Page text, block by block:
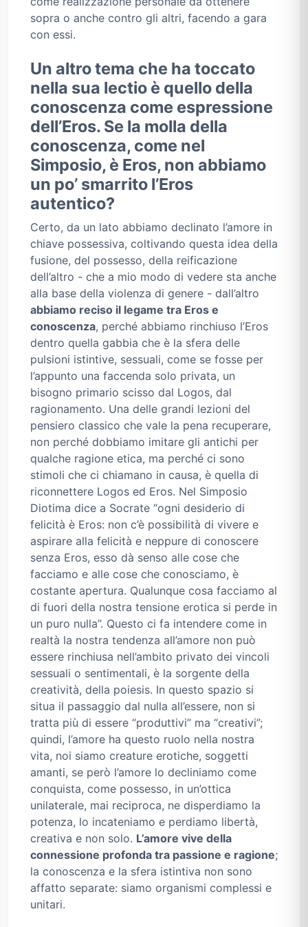
sopra o anche contro gli altri, facendo a gara
con essi.
Un altro tema che ha toccato
nella sua lectio è quello della
conoscenza come espressione
dell’Eros. Se la molla della
conoscenza, come nel
Simposio, è Eros, non abbiamo
un po’ smarrito l’Eros
autentico?
Certo, da un lato abbiamo declinato l’amore in
chiave possessiva, coltivando questa idea della
fusione, del possesso, della reificazione
dell’altro - che a mio modo di vedere sta anche
alla base della violenza di genere - dall’altro
abbiamo reciso il legame tra Eros e
conoscenza, perché abbiamo rinchiuso l’Eros
dentro quella gabbia che è la sfera delle
pulsioni istintive, sessuali, come se fosse per
l’appunto una faccenda solo privata, un
bisogno primario scisso dal Logos, dal
ragionamento. Una delle grandi lezioni del
pensiero classico che vale la pena recuperare,
non perché dobbiamo imitare gli antichi per
qualche ragione etica, ma perché ci sono
stimoli che ci chiamano in causa, è quella di
riconnettere Logos ed Eros. Nel Simposio
Diotima dice a Socrate “ogni desiderio di
felicità è Eros: non c’è possibilità di vivere e
aspirare alla felicità e neppure di conoscere
senza Eros, esso dà senso alle cose che
facciamo e alle cose che conosciamo, è
costante apertura. Qualunque cosa facciamo al
di fuori della nostra tensione erotica si perde in
un puro nulla”. Questo ci fa intendere come in
realtà la nostra tendenza all’amore non può
essere rinchiusa nell’ambito privato dei vincoli
sessuali o sentimentali, è la sorgente della
creatività, della poiesis. In questo spazio si
situa il passaggio dal nulla all’essere, non si
tratta più di essere “produttivi” ma “creativi”;
quindi, l’amore ha questo ruolo nella nostra
vita, noi siamo creature erotiche, soggetti
amanti, se però l’amore lo decliniamo come
conquista, come possesso, in un’ottica
unilaterale, mai reciproca, ne disperdiamo la
potenza, lo incateniamo e perdiamo libertà,
creativa e non solo. L’amore vive della
connessione profonda tra passione e ragione;
la conoscenza e la sfera istintiva non sono
affatto separate: siamo organismi complessi e
unitari.